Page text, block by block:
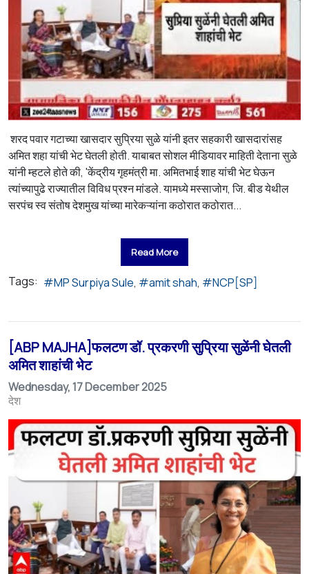
शरद पवार गटाच्या खासदार सुप्रिया सुळे यांनी इतर सहकारी खासदारांसह
अमित शहा यांची भेट घेतली होती. याबाबत सोशल मीडियावर माहिती देताना सुळे
यांनी म्हटले होते की, 'केंद्रीय गृहमंत्री मा. अमितभाई शाह यांची भेट घेऊन
त्यांच्यापुढे राज्यातील विविध प्रश्न मांडले. यामध्ये मस्साजोग, जि. बीड येथील
सरपंच स्व संतोष देशमुख यांच्या मारेकऱ्यांना कठोरात कठोरात...
Read More
Tags: MP Surpiya Sule amit shah NCP[SP]
[ABP MAJHA]फलटण डॉ. प्रकरणी सुप्रिया सुळेंनी घेतली
अमित शाहांची भेट
Wednesday, 17 December 2025
देश